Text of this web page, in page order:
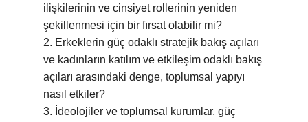
ilişkilerinin ve cinsiyet rollerinin yeniden
şekillenmesi için bir fırsat olabilir mi?
2. Erkeklerin güç odaklı stratejik bakış açıları
ve kadınların katılım ve etkileşim odaklı bakış
açıları arasındaki denge, toplumsal yapıyı
nasıl etkiler?
3. İdeolojiler ve toplumsal kurumlar, güç